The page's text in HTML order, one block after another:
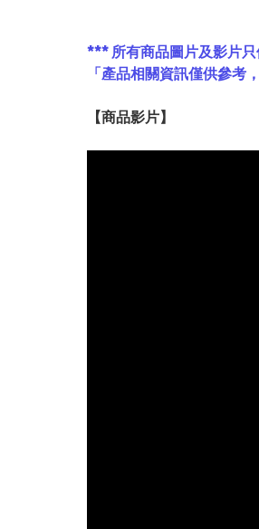
*** 所有商品圖片及影片
「產品相關資訊僅供參考
【商品影片】